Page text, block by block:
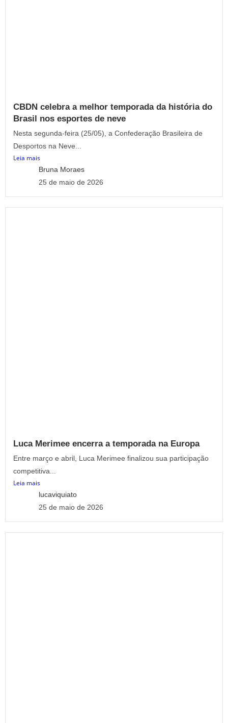
CBDN celebra a melhor temporada da história do
Brasil nos esportes de neve
Nesta segunda-feira (25/05), a Confederação Brasileira de
Desportos na Neve...
Leia mais
Bruna Moraes
25 de maio de 2026
Luca Merimee encerra a temporada na Europa
Entre março e abril, Luca Merimee finalizou sua participação
competitiva...
Leia mais
lucaviquiato
25 de maio de 2026